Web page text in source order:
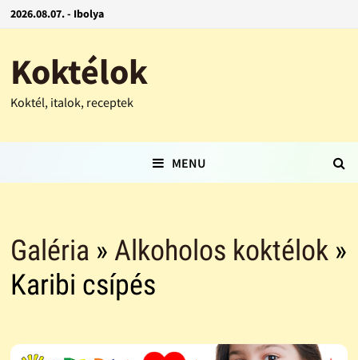
2026.08.07. - Ibolya
Koktélok
Koktél, italok, receptek
MENU
Galéria » Alkoholos koktélok»
Karibi csípés